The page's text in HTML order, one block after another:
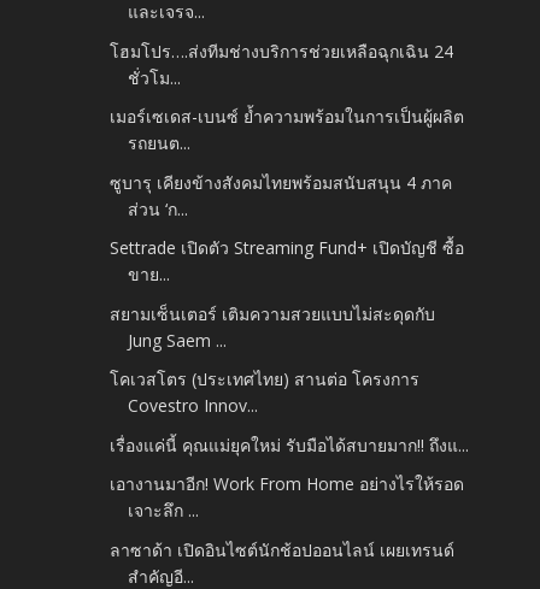
และเจรจ...
โฮมโปร….ส่งทีมช่างบริการช่วยเหลือฉุกเฉิน 24
ชั่วโม...
เมอร์เซเดส-เบนซ์ ย้ำความพร้อมในการเป็นผู้ผลิต
รถยนต...
ซูบารุ เคียงข้างสังคมไทยพร้อมสนับสนุน 4 ภาค
ส่วน ‘ก...
Settrade เปิดตัว Streaming Fund+ เปิดบัญชี ซื้อ
ขาย...
สยามเซ็นเตอร์ เติมความสวยแบบไม่สะดุดกับ
Jung Saem ...
โคเวสโตร (ประเทศไทย) สานต่อ โครงการ
Covestro Innov...
เรื่องแค่นี้ คุณแม่ยุคใหม่ รับมือได้สบายมาก!! ถึงแ...
เอางานมาอีก! Work From Home อย่างไรให้รอด
เจาะลึก ...
ลาซาด้า เปิดอินไซต์นักช้อปออนไลน์ เผยเทรนด์
สำคัญอี...